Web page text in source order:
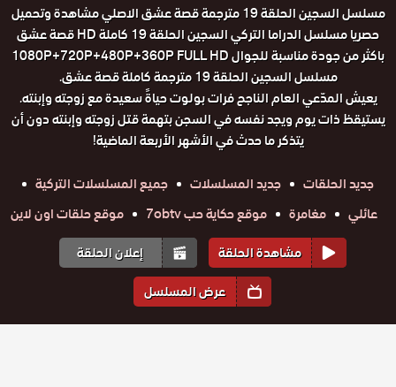
مسلسل السجين الحلقة 19 مترجمة قصة عشق الاصلي مشاهدة وتحميل
حصريا مسلسل الدراما التركي السجين الحلقة 19 كاملة HD قصة عشق
باكثر من جودة مناسبة للجوال 1080P+720P+480P+360P FULL HD
مسلسل السجين الحلقة 19 مترجمة كاملة قصة عشق.
يعيش المدّعي العام الناجح فرات بولوت حياةً سعيدة مع زوجته وإبنته.
يستيقظ ذات يوم ويجد نفسه في السجن بتهمة قتل زوجته وإبنته دون أن
يتذكر ما حدث في الأشهر الأربعة الماضية!
جديد الحلقات
جديد المسلسلات
جميع المسلسلات التركية
عائلي
مغامرة موقع حكاية حب 7obtv
موقع حلقات اون لاين
مشاهدة الحلقة
إعلان الحلقة
عرض المسلسل